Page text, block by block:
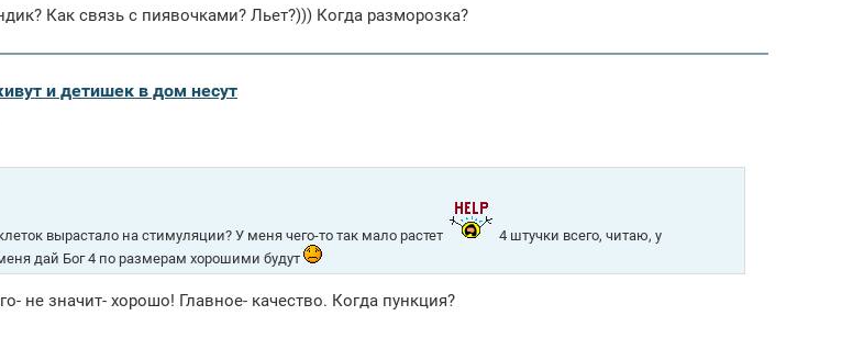
Как связь с пиявочками? Льет?))) Когда разморозка?
и детишек в дом несут
вырастало на стимуляции? У меня чего-то так мало растет
4 штучки всего, читаю, у
дай Бог 4 по размерам хорошими будут
не значит- хорошо! Главное- качество. Когда пункция?